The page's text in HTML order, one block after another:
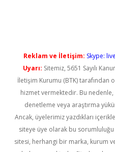
Reklam ve İletişim: Skype:
Uyarı: Sitemiz, 5651 Sayılı
İletişim Kurumu (BTK) tarafından
hizmet vermektedir. Bu
denetleme veya araştırma
Ancak, üyelerimiz yazdıkları
siteye üye olarak bu
sitesi, herhangi bir marka, kurum